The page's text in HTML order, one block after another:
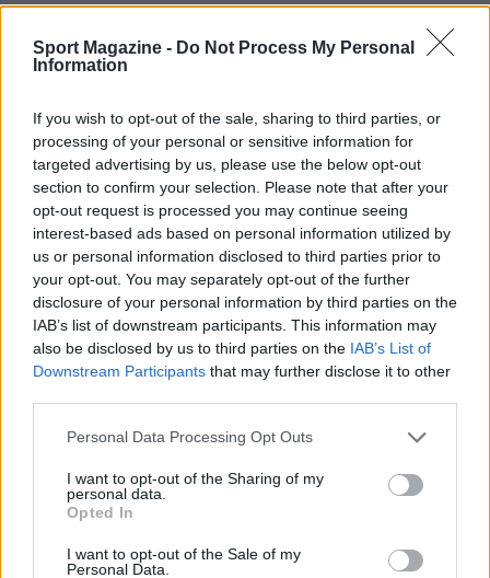
Sport Magazine - Do Not Process My Personal
Information
If you wish to opt-out of the sale, sharing to third parties, or
processing of your personal or sensitive information for
targeted advertising by us, please use the below opt-out
section to confirm your selection. Please note that after your
opt-out request is processed you may continue seeing
interest-based ads based on personal information utilized by
us or personal information disclosed to third parties prior to
your opt-out. You may separately opt-out of the further
disclosure of your personal information by third parties on the
IAB’s list of downstream participants. This information may
also be disclosed by us to third parties on the IAB’s List of
Downstream Participants that may further disclose it to other
Please note that this website/app uses one or more Google
not limited to your visit or usage behaviour. You may click to
grant or deny consent to Google and its third-party tags to
use your data for below specified purposes in below Google
consent section.
Personal Data Processing Opt Outs
I want to opt-out of the Sharing of my
personal data.
Opted In
I want to opt-out of the Sale of my
Personal Data.
Continua a leggere
Governo italiano insiste su neutralità tecnologica per
auto elettriche e ibride